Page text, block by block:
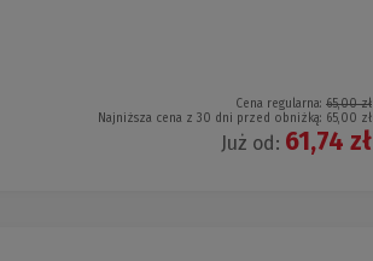
Cena regularna: 65,00 zł
Najniższa cena z 30 dni przed obniżką: 65,00 zł
Już od: 61,74 zł